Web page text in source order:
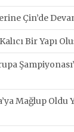
Çin’de
Bir Yapı
Mağlup Oldu